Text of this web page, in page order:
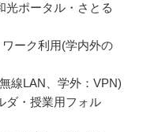
ポータル・さとる
ーク利用(学内外の
線LAN、学外：VPN)
ダ・授業用フォル